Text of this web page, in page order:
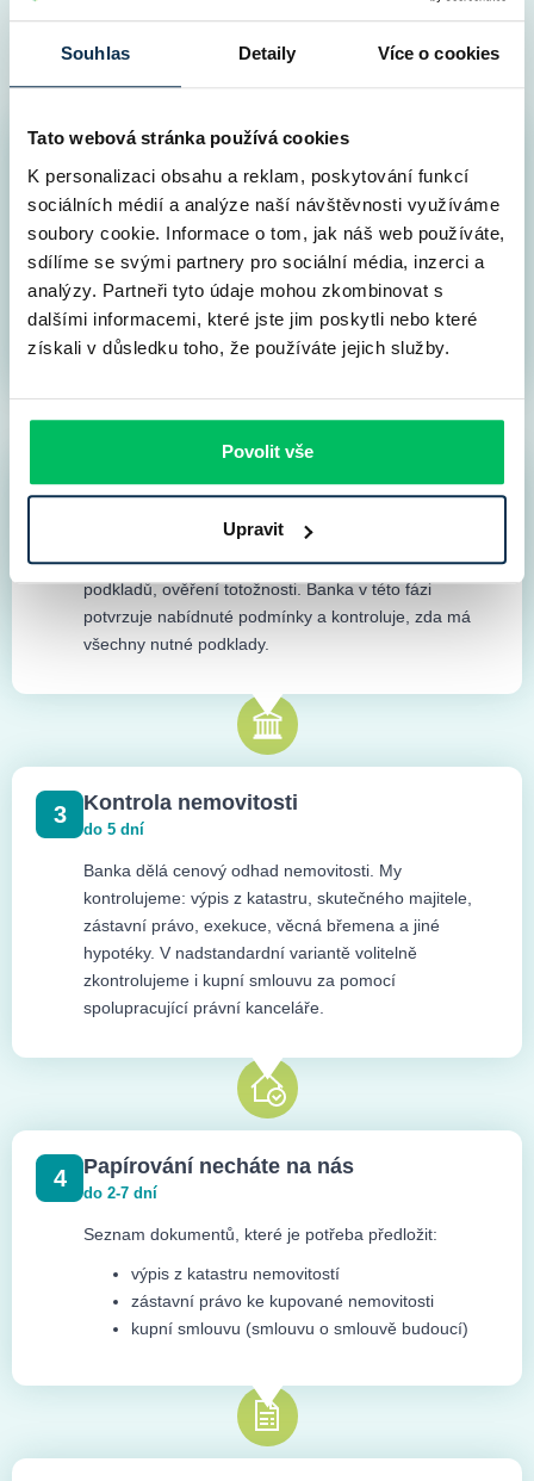
Souhlas Detaily Více o cookies
Tato webová stránka používá cookies
K personalizaci obsahu a reklam, poskytování funkcí
sociálních médií a analýze naší návštěvnosti využíváme
soubory cookie. Informace o tom, jak náš web používáte,
sdílíme se svými partnery pro sociální média, inzerci a
analýzy. Partneři tyto údaje mohou zkombinovat s
dalšími informacemi, které jste jim poskytli nebo které
získali v důsledku toho, že používáte jejich služby.
Povolit vše
Upravit
Jak probíhá vyřízení hypotéky s námi
Peníze máte na účtu velice rychle
1
5 minut
Vyplňte nám co nejvíce informací, zpřesníte si tak
nabídku a získáte lepší podmínky. Přidělíme vám též
online hypotečního specialistu, který vám bude k
vlastnoruční kontrole do druhého dne.
2 Záměr financování do banky
Nezávazná poptávka do banky. Ověření dodaných
podkladů, ověření totožnosti. Banka v této fázi
potvrzuje nabídnuté podmínky a kontroluje, zda má
všechny nutné podklady.
3 Kontrola nemovitosti
do 5 dní
Banka dělá cenový odhad nemovitosti. My
kontrolujeme: výpis z katastru, skutečného majitele,
zástavní právo, exekuce, věcná břemena a jiné
hypotéky. V nadstandardní variantě volitelně
zkontrolujeme i kupní smlouvu za pomocí
spolupracující právní kanceláře.
4 Papírování necháte na nás
do 2-7 dní
Seznam dokumentů, které je potřeba předložit:
výpis z katastru nemovitostí
zástavní právo ke kupované nemovitosti
kupní smlouvu (smlouvu o smlouvě budoucí)